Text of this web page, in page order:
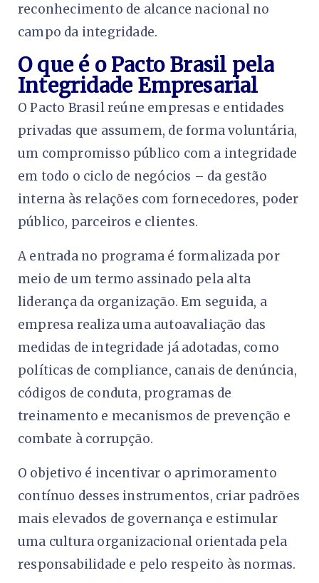
reconhecimento de alcance nacional no
campo da integridade.
O que é o Pacto Brasil pela
Integridade Empresarial
O Pacto Brasil reúne empresas e entidades
privadas que assumem, de forma voluntária,
um compromisso público com a integridade
em todo o ciclo de negócios – da gestão
interna às relações com fornecedores, poder
público, parceiros e clientes.
A entrada no programa é formalizada por
meio de um termo assinado pela alta
liderança da organização. Em seguida, a
empresa realiza uma autoavaliação das
medidas de integridade já adotadas, como
políticas de compliance, canais de denúncia,
códigos de conduta, programas de
treinamento e mecanismos de prevenção e
combate à corrupção.
O objetivo é incentivar o aprimoramento
contínuo desses instrumentos, criar padrões
mais elevados de governança e estimular
uma cultura organizacional orientada pela
responsabilidade e pelo respeito às normas.